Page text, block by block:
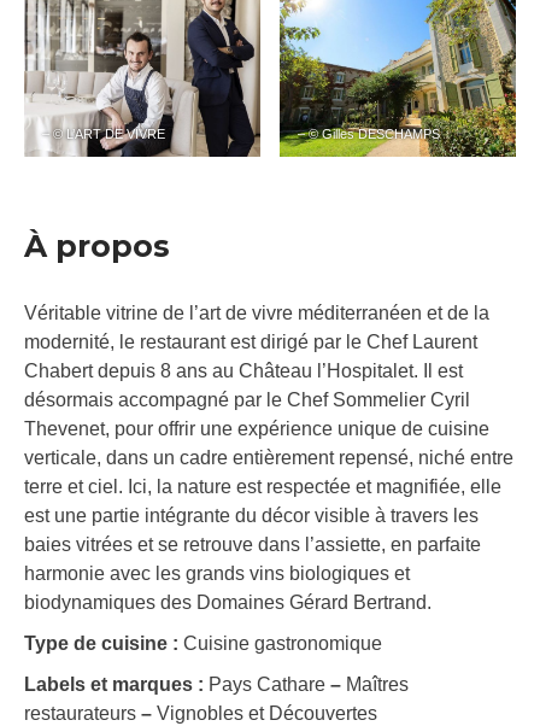
– © L’ART DE VIVRE – © Gilles DESCHAMPS
À propos
Véritable vitrine de l’art de vivre méditerranéen et de la
modernité, le restaurant est dirigé par le Chef Laurent
Chabert depuis 8 ans au Château l’Hospitalet. Il est
désormais accompagné par le Chef Sommelier Cyril
Thevenet, pour offrir une expérience unique de cuisine
verticale, dans un cadre entièrement repensé, niché entre
terre et ciel. Ici, la nature est respectée et magnifiée, elle
est une partie intégrante du décor visible à travers les
baies vitrées et se retrouve dans l’assiette, en parfaite
harmonie avec les grands vins biologiques et
biodynamiques des Domaines Gérard Bertrand.
Type de cuisine : Cuisine gastronomique
Labels et marques : Pays Cathare – Maîtres
restaurateurs – Vignobles et Découvertes